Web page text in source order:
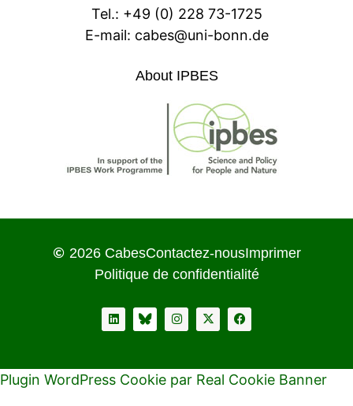
Tel.: +49 (0) 228 73-1725
E-mail: cabes@uni-bonn.de
About IPBES
2026 CabesContactez-nousImprimer
Politique de confidentialité
Plugin WordPress Cookie par Real Cookie Banner